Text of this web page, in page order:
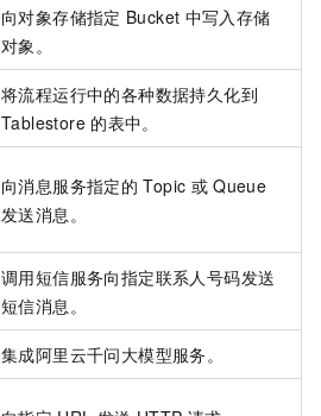
向对象存储指定 Bucket 中写入存储
对象。
将流程运行中的各种数据持久化到
Tablestore 的表中。
向消息服务指定的 Topic 或 Queue
发送消息。
调用短信服务向指定联系人号码发送
短信消息。
集成阿里云千问大模型服务。